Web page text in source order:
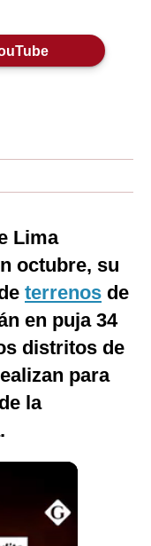
Lima
octubre, su
terrenos de
en puja 34
distritos de
para
la